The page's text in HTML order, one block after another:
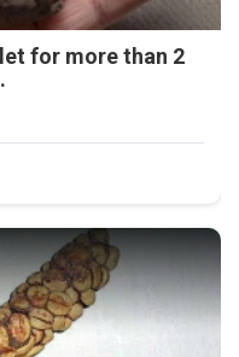
for more than 2